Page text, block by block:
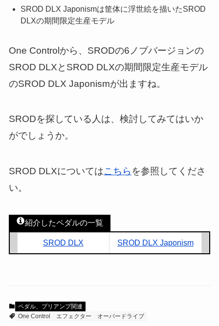
SROD DLX Japonismは筐体に浮世絵を描いたSROD
DLXの期間限定生産モデル
One Controlから、SRODの6ノブバージョンの
SROD DLXとSROD DLXの期間限定生産モデル
のSROD DLX Japonismが出ますね。
SRODを探している人は、検討してみてはいか
がでしょうか。
SROD DLXについてはこちら を参照してくださ
い。
紹介したペダルの一覧
SROD DLX SROD DLX Japonism
ペダル、プリアンプ関連
One Control
エフェクター オーバードライブ